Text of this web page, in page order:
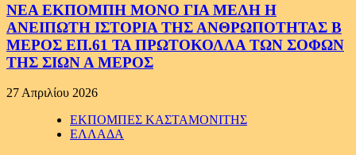
ΝΕΑ ΕΚΠΟΜΠΗ ΜΟΝΟ ΓΙΑ ΜΕΛΗ Η
ΑΝΕΙΠΩΤΗ ΙΣΤΟΡΙΑ ΤΗΣ ΑΝΘΡΩΠΟΤΗΤΑΣ Β
ΜΕΡΟΣ ΕΠ.61 ΤΑ ΠΡΩΤΟΚΟΛΛΑ ΤΩΝ ΣΟΦΩΝ
ΤΗΣ ΣΙΩΝ Α ΜΕΡΟΣ
27 Απριλίου 2026
ΕΚΠΟΜΠΕΣ ΚΑΣΤΑΜΟΝΙΤΗΣ
ΕΛΛΑΔΑ